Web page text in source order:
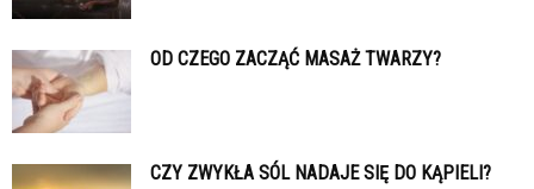
OD CZEGO ZACZĄĆ MASAŻ TWARZY?
CZY ZWYKŁA SÓL NADAJE SIĘ DO KĄPIELI?